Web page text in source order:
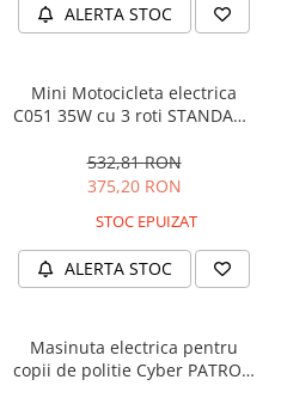
ALERTA STOC
Mini Motocicleta electrica
C051 35W cu 3 roti STANDARD
532,81 RON
375,20 RON
STOC EPUIZAT
ALERTA STOC
Masinuta electrica pentru
copii de politie Cyber PATROL,